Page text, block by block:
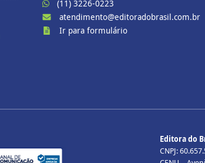
(11) 3226-0223
atendimento@editoradobrasil.com.br
Ir para formulário
Editora do
CNPJ: